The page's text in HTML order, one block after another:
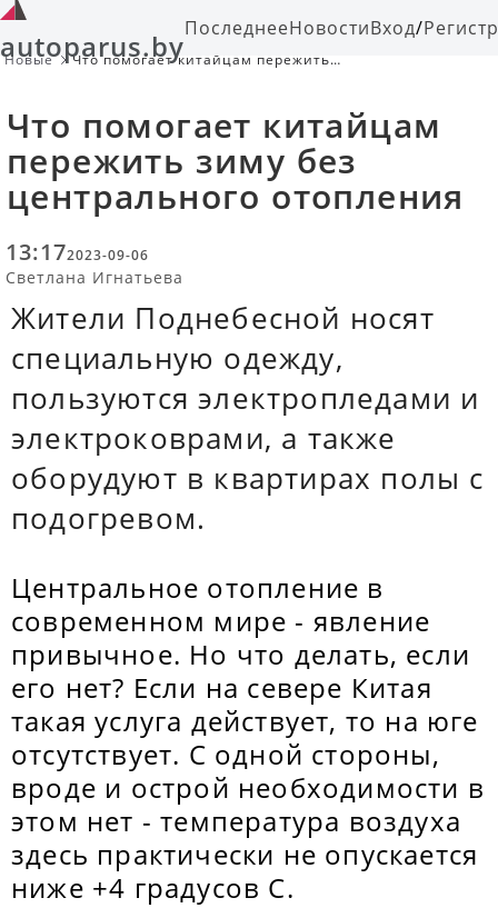
autoparus.byПоследнееНовостиВход/
Новые
Что помогает китайцам пережить
Что помогает китайцам
пережить зиму без
центрального отопления
13:172023-09-06
Светлана Игнатьева
Жители Поднебесной носят
специальную одежду,
пользуются электропледами и
электроковрами, а также
оборудуют в квартирах полы с
подогревом.
Центральное отопление в
современном мире - явление
привычное. Но что делать, если
его нет? Если на севере Китая
такая услуга действует, то на юге
отсутствует. С одной стороны,
вроде и острой необходимости в
этом нет - температура воздуха
здесь практически не опускается
ниже +4 градусов С.